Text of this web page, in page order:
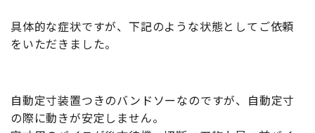
具体的な症状ですが、下記のような状態としてご依頼
をいただきました。
自動定寸装置つきのバンドソーなのですが、自動定寸
の際に動きが安定しません。